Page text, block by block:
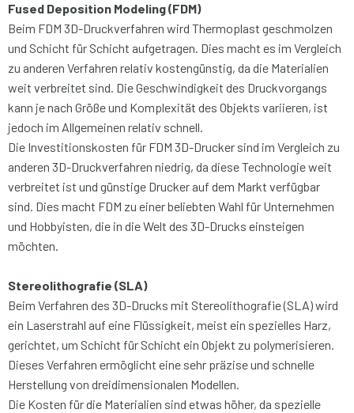
Fused Deposition Modeling (FDM)
Beim FDM 3D-Druckverfahren wird Thermoplast geschmolzen
und Schicht für Schicht aufgetragen. Dies macht es im Vergleich
zu anderen Verfahren relativ kostengünstig, da die Materialien
weit verbreitet sind. Die Geschwindigkeit des Druckvorgangs
kann je nach Größe und Komplexität des Objekts variieren, ist
jedoch im Allgemeinen relativ schnell.
Die Investitionskosten für FDM 3D-Drucker sind im Vergleich zu
anderen 3D-Druckverfahren niedrig, da diese Technologie weit
verbreitet ist und günstige Drucker auf dem Markt verfügbar
sind. Dies macht FDM zu einer beliebten Wahl für Unternehmen
und Hobbyisten, die in die Welt des 3D-Drucks einsteigen
möchten.
Stereolithografie (SLA)
Beim Verfahren des 3D-Drucks mit Stereolithografie (SLA) wird
ein Laserstrahl auf eine Flüssigkeit, meist ein spezielles Harz,
gerichtet, um Schicht für Schicht ein Objekt zu polymerisieren.
Dieses Verfahren ermöglicht eine sehr präzise und schnelle
Herstellung von dreidimensionalen Modellen.
Die Kosten für die Materialien sind etwas höher, da spezielle